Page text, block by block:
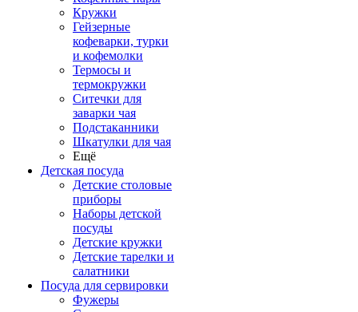
Кружки
Гейзерные
кофеварки, турки
и кофемолки
Термосы и
термокружки
Ситечки для
заварки чая
Подстаканники
Шкатулки для чая
Ещё
Детская посуда
Детские столовые
приборы
Наборы детской
посуды
Детские кружки
Детские тарелки и
салатники
Посуда для сервировки
Фужеры